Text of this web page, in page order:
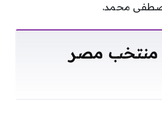
محمد.
منتخب مصر